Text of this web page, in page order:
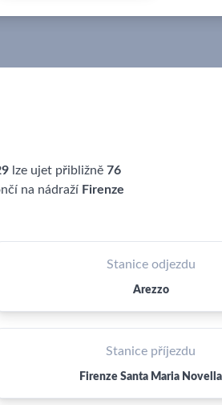
lze ujet přibližně 76
na nádraží Firenze
Stanice odjezdu
Arezzo
Stanice příjezdu
Firenze Santa Maria Novella